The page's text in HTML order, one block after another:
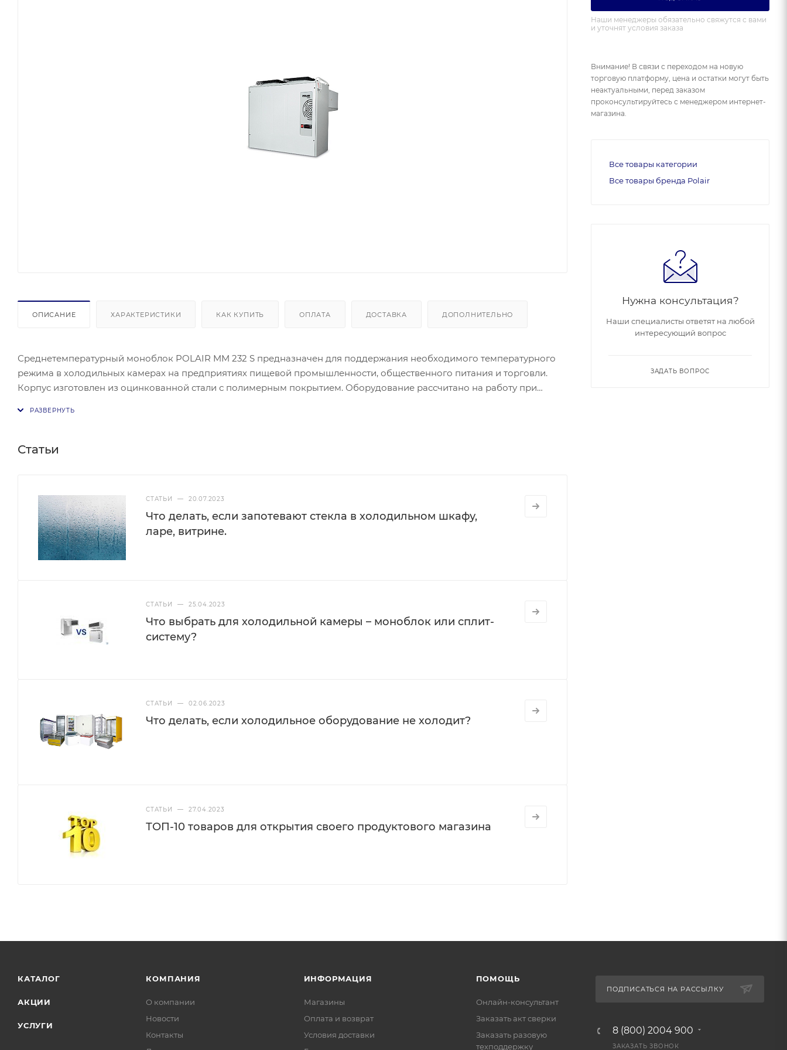
ОПИСАНИЕ ХАРАКТЕРИСТИКИ КАК КУПИТЬ ОПЛАТА ДОСТАВКА ДОПОЛНИТЕЛЬНО
Среднетемпературный моноблок POLAIR MM 232 S предназначен для поддержания необходимого температурного
режима в холодильных камерах на предприятиях пищевой промышленности, общественного питания и торговли.
Корпус изготовлен из оцинкованной стали с полимерным покрытием. Оборудование рассчитано на работу при
Корпус изготовлен из оцинкованной стали с полимерным покрытием. Оборудование рассчитано на работу при
Статьи
СТАТЬИ — 20.07.2023
Что делать, если запотевают стекла в холодильном шкафу,
ларе, витрине.
СТАТЬИ — 25.04.2023
Что выбрать для холодильной камеры – моноблок или сплит-
систему?
СТАТЬИ — 02.06.2023
Что делать, если холодильное оборудование не холодит?
СТАТЬИ — 27.04.2023
ТОП-10 товаров для открытия своего продуктового магазина
Наши менеджеры обязательно свяжутся с вами
и уточнят условия заказа
Внимание! В связи с переходом на новую
торговую платформу, цена и остатки могут быть
неактуальными, перед заказом
проконсультируйтесь с менеджером интернет-
магазина.
Все товары категории
Все товары бренда Polair
Нужна консультация?
Наши специалисты ответят на любой
интересующий вопрос
ЗАДАТЬ ВОПРОС
КАТАЛОГ
АКЦИИ
УСЛУГИ
КОМПАНИЯ
О компании
Новости
Контакты
ИНФОРМАЦИЯ
Магазины
Оплата и возврат
Условия доставки
ПОМОЩЬ
Онлайн-консультант
Заказать акт сверки
Заказать разовую
техподдержку
ПОДПИСАТЬСЯ НА РАССЫЛКУ
8 (800) 2004 900
ЗАКАЗАТЬ ЗВОНОК